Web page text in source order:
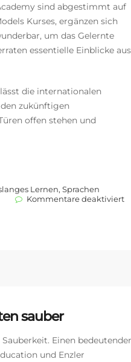
sind abgestimmt auf
Kurses, ergänzen sich
um das Gelernte
essentielle Einblicke aus
die internationalen
zukünftigen
offen stehen und
Lernen, Sprachen
Kommentare deaktiviertfür
sauber
Einen
und Enzler